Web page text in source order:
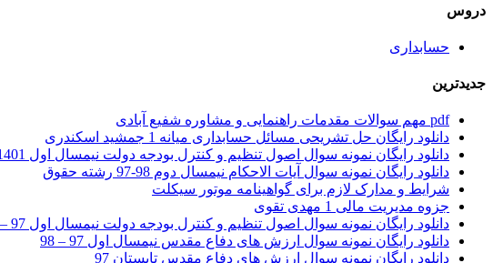
دروس
حسابداری
جدیدترین
pdf مهم سوالات مقدمات راهنمایی و مشاوره شفیع آبادی
دانلود رایگان حل تشریحی مسائل حسابداری میانه 1 جمشید اسکندری
دانلود رایگان نمونه سوال اصول تنظیم و کنترل بودجه دولت نیمسال اول 1401 – 1402 رشته حسابداری
دانلود رایگان نمونه سوال آیات الاحکام نیمسال دوم 98-97 رشته حقوق
شرایط و مدارک لازم برای گواهینامه موتور سیکلت
جزوه مدیریت مالی 1 مهدی تقوی
دانلود رایگان نمونه سوال اصول تنظیم و کنترل بودجه دولت نیمسال اول 97 – 98 رشته حسابداری
دانلود رایگان نمونه سوال ارزش های دفاع مقدس نیمسال اول 97 – 98
دانلود رایگان نمونه سوال ارزش های دفاع مقدس تابستان 97